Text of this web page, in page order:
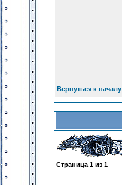
Вернуться к началу
Страница 1 из 1